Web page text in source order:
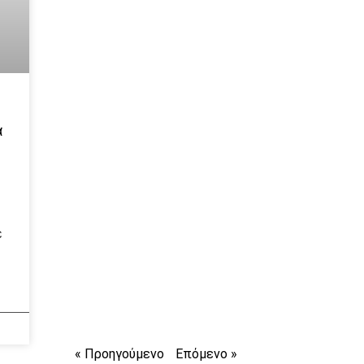
« Προηγούμενο Επόμενο »